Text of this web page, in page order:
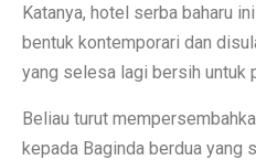
Katanya, hotel serba baharu
bentuk kontemporari dan
yang selesa lagi bersih untuk
Beliau turut
kepada Baginda berdua yang